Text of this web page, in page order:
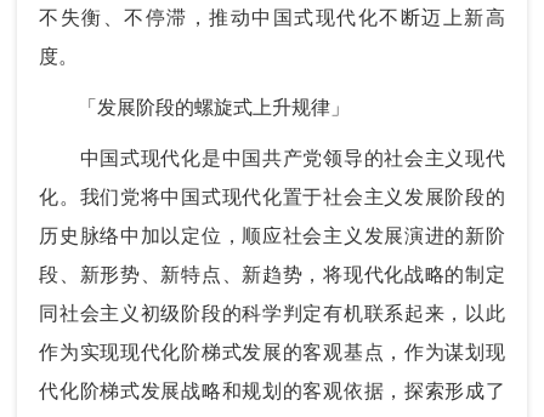
不失衡、不停滞，推动中国式现代化不断迈上新高
度。
「发展阶段的螺旋式上升规律」
中国式现代化是中国共产党领导的社会主义现代
化。我们党将中国式现代化置于社会主义发展阶段的
历史脉络中加以定位，顺应社会主义发展演进的新阶
段、新形势、新特点、新趋势，将现代化战略的制定
同社会主义初级阶段的科学判定有机联系起来，以此
作为实现现代化阶梯式发展的客观基点，作为谋划现
代化阶梯式发展战略和规划的客观依据，探索形成了